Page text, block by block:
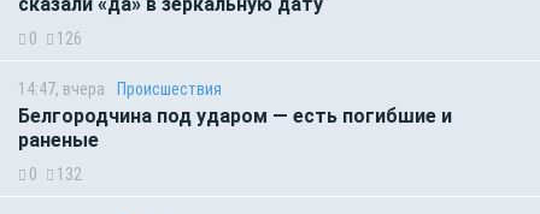
0 126
14:47, вчера Происшествия
Белгородчина под ударом — есть погибшие и
раненые
0 132